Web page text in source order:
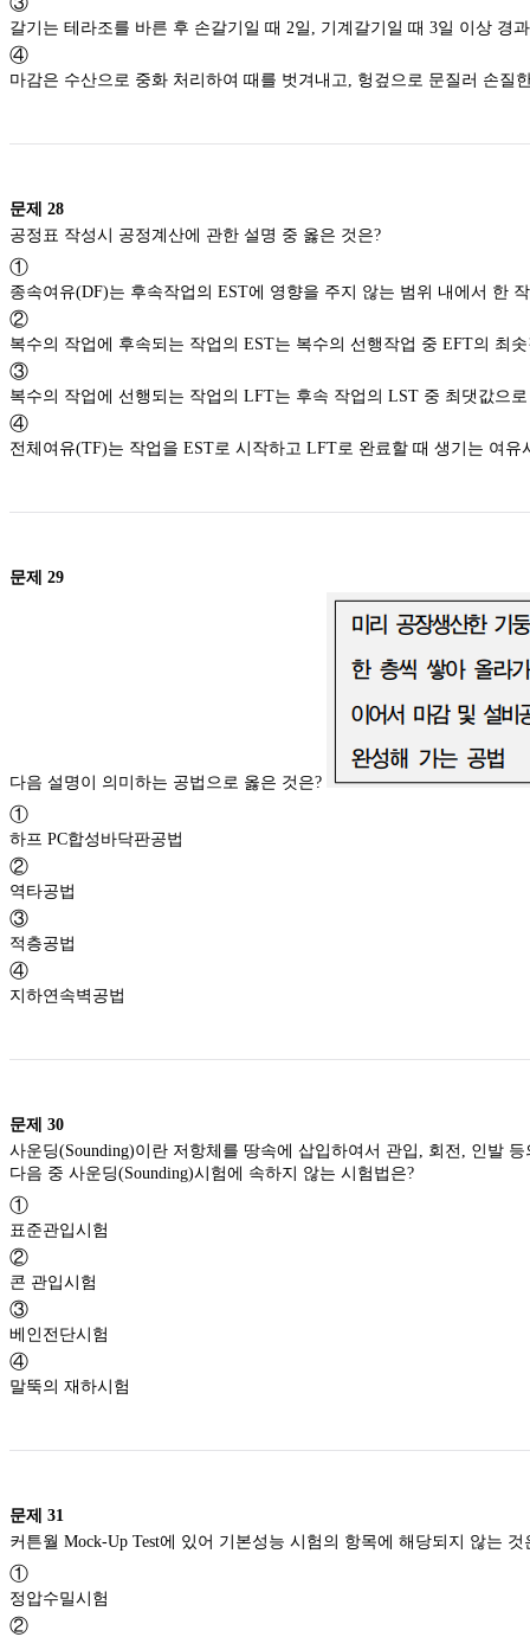
④
마감은 수산으로 중화 처리하여 때를 벗겨내고
문제 28
공정표 작성시 공정계산에 관한 설명 중 옳은 것은?
①
종속여유(DF)는 후속작업의 EST
②
복수의 작업에 후속되는 작업의 EST는 복수의 선행작
③
복수의 작업에 선행되는 작업의 LFT는 후속 작업의 LST
④
전체여유(TF)는 작업을 EST로 시작하고 LFT로 완료할 때 생기는 여유
문제 29
다음 설명이 의미하는 공법으로 옳은 것은?
①
하프 PC합성바닥판공법
②
역타공법
③
적층공법
④
지하연속벽공법
문제 30
사운딩(Sounding)이란 저항체를 땅속에 삽입하여서 관입, 회전, 인발
다음 중 사운딩(Sounding)시험에 속하지 않는 시험법은?
①
표준관입시험
②
콘 관입시험
③
베인전단시험
④
말뚝의 재하시험
문제 31
커튼월 Mock-Up Test에 있어 기본성능 시험의 항목에 해당되지 않
①
정압수밀시험
②